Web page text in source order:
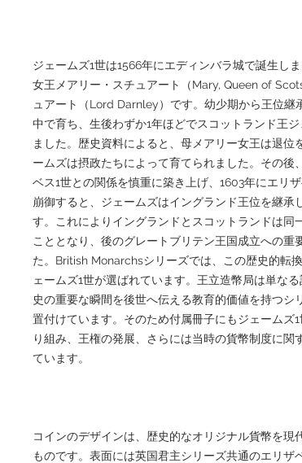
ジェームズ1世は1566年にエディンバラ城で誕生し
女王メアリー・スチュアート（Mary, Queen of
ュアート（Lord Darnley）です。幼少期から王位継
中で育ち、生後わずか1年ほどでスコットランド王
ました。歴史資料によると、母メアリー女王は退位
ームズは摂政たちによって育てられました。その後
ベス1世との関係を慎重に築き上げ、1603年にエリ
崩御すると、ジェームズはイングランド王位を継承
す。これによりイングランドとスコットランドは同
こととなり、後のグレートブリテン王国成立への重
た。British Monarchsシリーズでは、この歴史的転
ェームズ1世が選ばれています。王立造幣局は単な
史の重要な瞬間を後世へ伝える教育的価値を持つシ
置付けています。そのため付属冊子にもジェームズ
り組み、王権の発展、さらには当時の貨幣制度に関
ています。
コインのデザインは、歴史的なオリジナル貨幣を現
ものです。表面には英国君主シリーズ共通のエリザ